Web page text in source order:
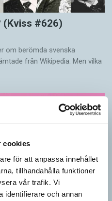
cookies
för att anpassa innehållet
tillhandahålla funktioner
vår trafik. Vi
identifierare och annan
(Kviss #626)
om berömda svenska
från Wikipedia. Men vilka